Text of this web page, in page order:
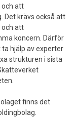
och att
Det krävs också att
och att
koncern. Därför
hjälp av experter
strukturen i sista
finns det